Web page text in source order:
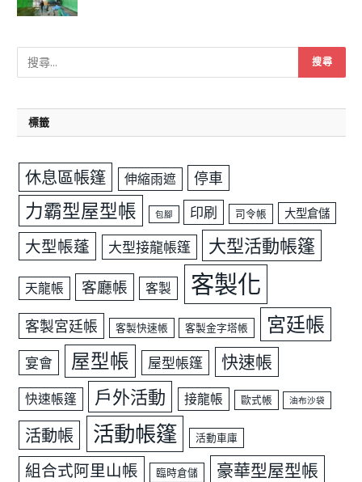
標籤
休息區帳篷 伸縮雨遮 停車
力霸型屋型帳 包腳 印刷 司令帳 大型倉儲
大型帳蓬 大型接龍帳篷 大型活動帳篷
天龍帳 客廳帳 客製 客製化
客製宮廷帳 客製快速帳 客製金字塔帳 宮廷帳
宴會 屋型帳 屋型帳篷 快速帳
快速帳篷 戶外活動 接龍帳 歐式帳 油布沙袋
活動帳 活動帳篷 活動車庫
組合式阿里山帳 臨時倉儲 豪華型屋型帳